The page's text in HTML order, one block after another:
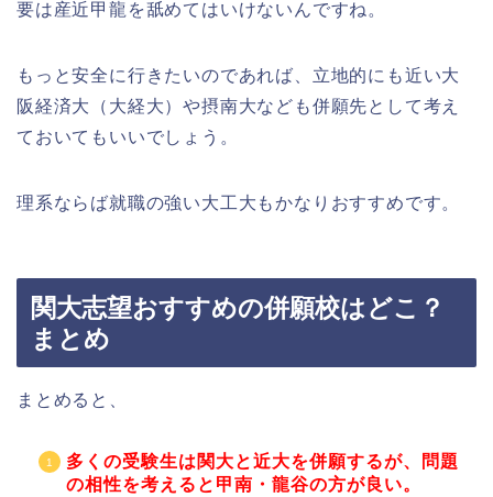
要は産近甲龍を舐めてはいけないんですね。
もっと安全に行きたいのであれば、立地的にも近い大
阪経済大（大経大）や摂南大なども併願先として考え
ておいてもいいでしょう。
理系ならば就職の強い大工大もかなりおすすめです。
関大志望おすすめの併願校はどこ？
まとめ
まとめると、
多くの受験生は関大と近大を併願するが、問題
の相性を考えると甲南・龍谷の方が良い。